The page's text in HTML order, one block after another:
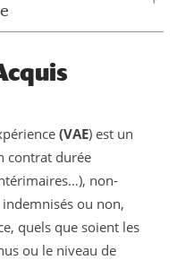
(VAE) est un
contrat durée
non-
ou non,
quels que soient les
ou le niveau de